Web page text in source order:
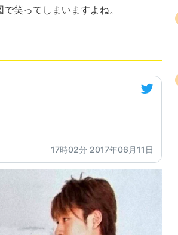
笑ってしまいますよね。
17時02分 2017年06月11日